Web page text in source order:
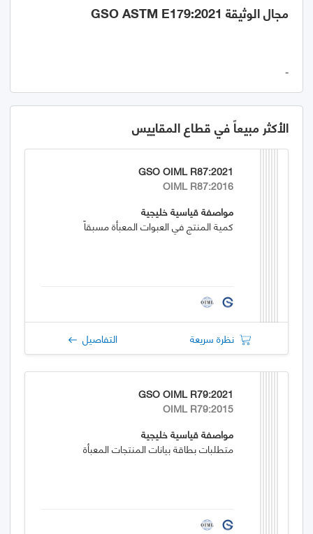
مجال الوثيقة GSO ASTM E179:2021
-
الأكثر مبيعاً في قطاع المقاييس
GSO OIML R87:2021
OIML R87:2016
مواصفة قياسية خليجية
كمية المنتج في العبوات المعبأة مسبقاً
نظرة سريعة التفاصيل
GSO OIML R79:2021
OIML R79:2015
مواصفة قياسية خليجية
متطلبات بطاقة بيانات المنتجات المعبأة